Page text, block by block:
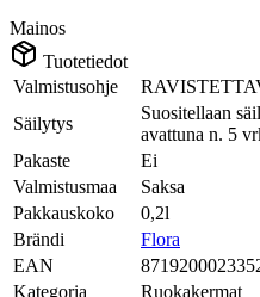
Mainos
Tuotetiedot
Valmistusohje
Säilytys
Suositellaan
avattuna n. 5
Pakaste
Ei
Valmistusmaa
Saksa
Pakkauskoko
0,2l
Brändi
Flora
EAN
Kategoria
Ruokakermat